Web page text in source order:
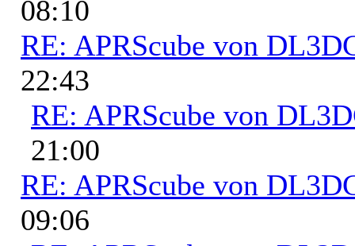
08:10
RE: APRScube von
22:43
RE: APRScube von
21:00
RE: APRScube von
09:06